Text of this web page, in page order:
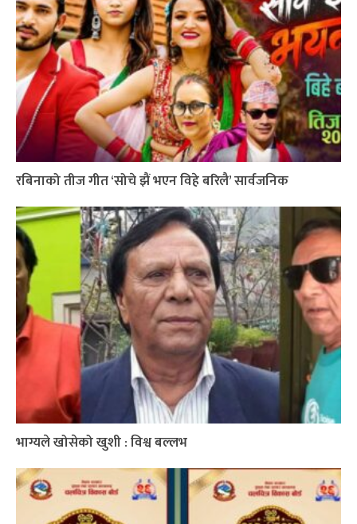
रबिनाको तीज गीत ‘सोचे झैं भएन विहे बरिलै’ सार्वजनिक
भाग्यले खोसेको खुशी : विश्व बल्लभ